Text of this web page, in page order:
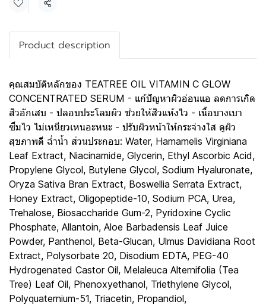
แชร์
Product description
คุณสมบัติหลักของ TEATREE OIL VITAMIN C GLOW
CONCENTRATED SERUM - แก้ปัญหาผิวอ่อนแอ ลดการเกิด
สิวอักเสบ - ปลอบประโลมผิว ช่วยให้สิวแห้งไว - เนื้อบางเบา
ซึมไว ไม่เหนียวเหนอะหนะ - ปรับผิวหน้าให้กระจ่างใส ดูผิว
สุขภาพดี ฉ่ำน้ำ ส่วนประกอบ: Water, Hamamelis Virginiana
Leaf Extract, Niacinamide, Glycerin, Ethyl Ascorbic Acid,
Propylene Glycol, Butylene Glycol, Sodium Hyaluronate,
Oryza Sativa Bran Extract, Boswellia Serrata Extract,
Honey Extract, Oligopeptide-10, Sodium PCA, Urea,
Trehalose, Biosaccharide Gum-2, Pyridoxine Cyclic
Phosphate, Allantoin, Aloe Barbadensis Leaf Juice
Powder, Panthenol, Beta-Glucan, Ulmus Davidiana Root
Extract, Polysorbate 20, Disodium EDTA, PEG-40
Hydrogenated Castor Oil, Melaleuca Alternifolia (Tea
Tree) Leaf Oil, Phenoxyethanol, Triethylene Glycol,
Polyquaternium-51, Triacetin, Propandiol,